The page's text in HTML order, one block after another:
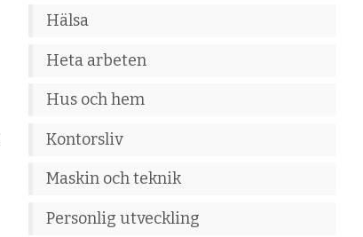
Hälsa
Heta arbeten
Hus och hem
Kontorsliv
Maskin och teknik
Personlig utveckling